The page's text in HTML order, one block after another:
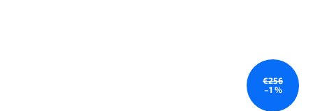
€256
–1 %